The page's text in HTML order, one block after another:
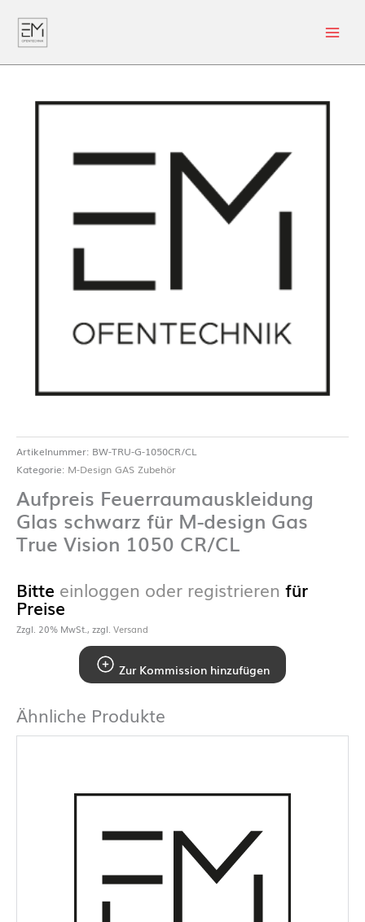
Artikelnummer: BW-TRU-G-1050CR/CL
Kategorie: M-Design GAS Zubehör
Aufpreis Feuerraumauskleidung
Glas schwarz für M-design Gas
True Vision 1050 CR/CL
Bitte einloggen oder registrieren für
Preise
Zzgl. 20% MwSt., zzgl. Versand
Zur Kommission hinzufügen
Ähnliche Produkte